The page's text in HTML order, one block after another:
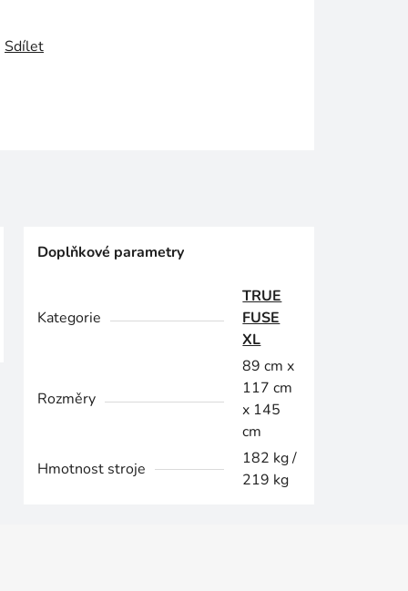
Sdílet
Doplňkové parametry
Kategorie
TRUE
FUSE
XL
Rozměry
89 cm x
117 cm
x 145
cm
Hmotnost stroje
182 kg /
219 kg